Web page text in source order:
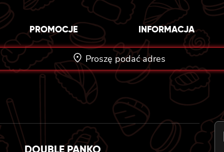
PROMOCJE INFORMACJA
Proszę podać adres
DOUBLE PANKO